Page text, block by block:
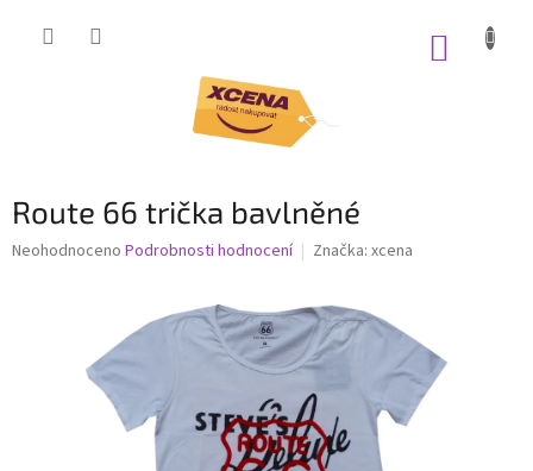
Route 66 trička bavlněné
Průměrné
Neohodnoceno Podrobnosti hodnocení Značka: xcena